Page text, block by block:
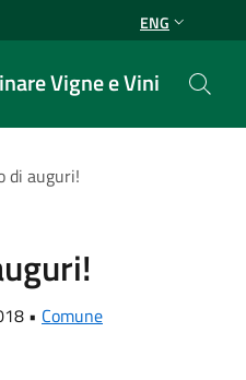
ENG
Vigne e Vini
di auguri!
• Comune